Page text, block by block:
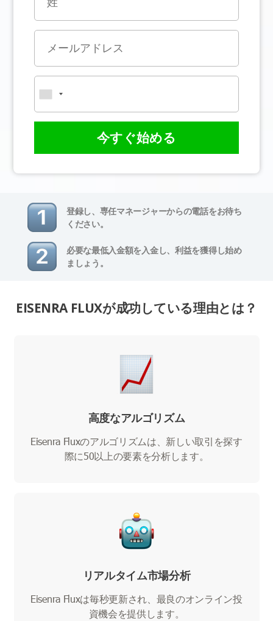
今すぐ始める
登録し、専任マネージャーからの電話をお待ち
ください。
必要な最低入金額を入金し、利益を獲得し始め
ましょう。
EISENRA FLUXが成功している理由とは？
高度なアルゴリズム
Eisenra Fluxのアルゴリズムは、新しい取引を探す
際に50以上の要素を分析します。
リアルタイム市場分析
Eisenra Fluxは毎秒更新され、最良のオンライン投
資機会を提供します。